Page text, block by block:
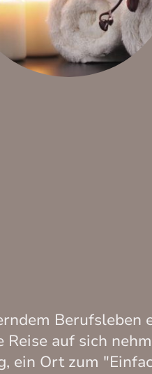
Berufsleben
auf sich
ein Ort zum